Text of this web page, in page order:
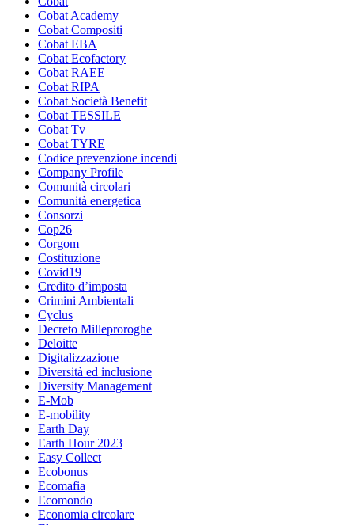
Cobat Academy
Cobat Compositi
Cobat EBA
Cobat Ecofactory
Cobat RAEE
Cobat RIPA
Cobat Società Benefit
Cobat TESSILE
Cobat Tv
Cobat TYRE
Codice prevenzione incendi
Company Profile
Comunità circolari
Comunità energetica
Consorzi
Cop26
Corgom
Costituzione
Covid19
Credito d’imposta
Crimini Ambientali
Cyclus
Decreto Milleproroghe
Deloitte
Digitalizzazione
Diversità ed inclusione
Diversity Management
E-Mob
E-mobility
Earth Day
Earth Hour 2023
Easy Collect
Ecobonus
Ecomafia
Ecomondo
Economia circolare